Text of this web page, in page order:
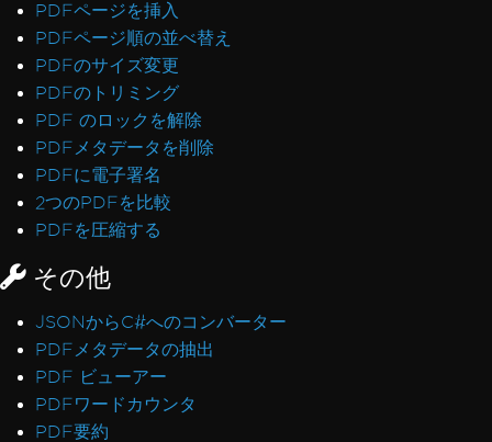
PDFページを挿入
PDFページ順の並べ替え
PDFのサイズ変更
PDFのトリミング
PDF のロックを解除
PDFメタデータを削除
PDFに電子署名
2つのPDFを比較
PDFを圧縮する
その他
JSONからC#へのコンバーター
PDFメタデータの抽出
PDF ビューアー
PDFワードカウンタ
PDF要約